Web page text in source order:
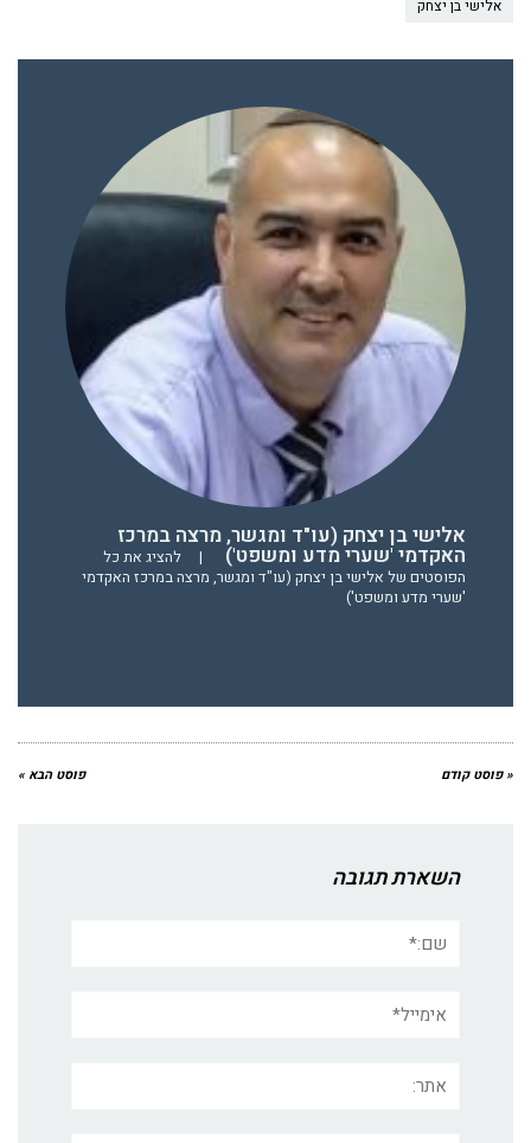
אלישי בן יצחק
אלישי בן יצחק (עו"ד ומגשר, מרצה במרכז
האקדמי 'שערי מדע ומשפט') |
להציג את כל
הפוסטים של אלישי בן יצחק (עו"ד ומגשר, מרצה במרכז האקדמי
'שערי מדע ומשפט')
« פוסט קודם פוסט הבא »
השארת תגובה